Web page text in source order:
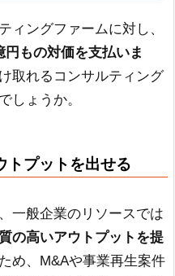
ィングファームに対し、
もの対価を支払いま
取れるコンサルティング
しょうか。
プットを出せる
一般企業のリソースでは
の高いアウトプットを提
め、M&Aや事業再生案件